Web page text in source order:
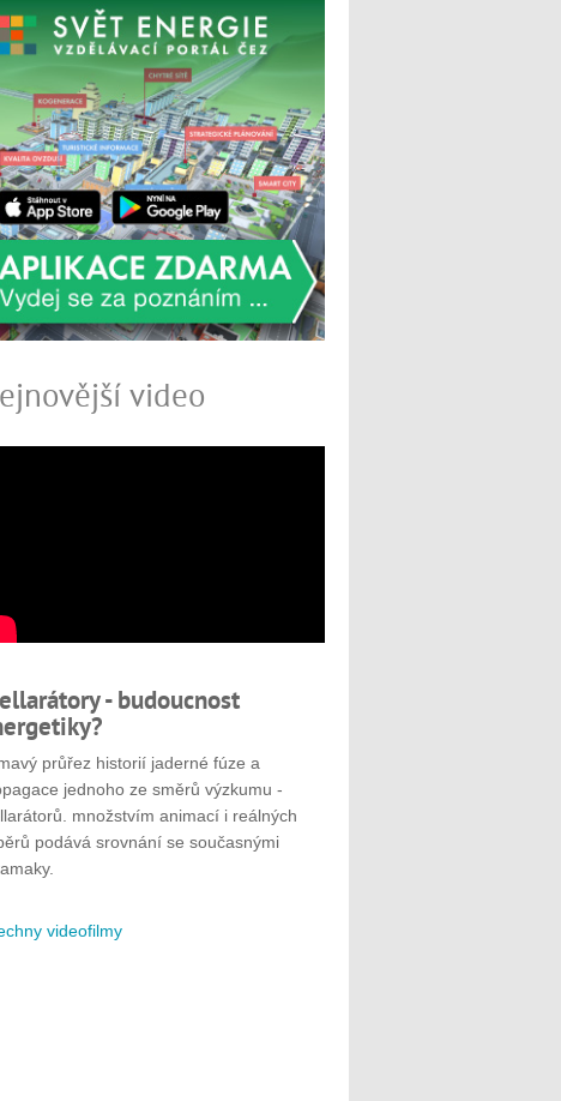
video
- budoucnost
průřez historií jaderné fúze a
jednoho ze směrů výzkumu -
množstvím animací i reálných
podává srovnání se současnými
videofilmy